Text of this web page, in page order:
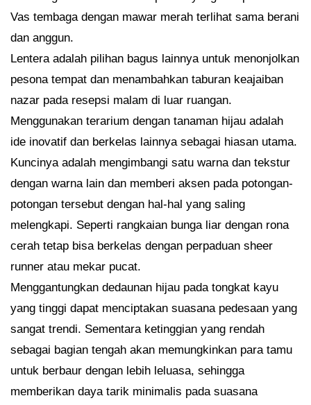
Vas tembaga dengan mawar merah terlihat sama berani
dan anggun.
Lentera adalah pilihan bagus lainnya untuk menonjolkan
pesona tempat dan menambahkan taburan keajaiban
nazar pada resepsi malam di luar ruangan.
Menggunakan terarium dengan tanaman hijau adalah
ide inovatif dan berkelas lainnya sebagai hiasan utama.
Kuncinya adalah mengimbangi satu warna dan tekstur
dengan warna lain dan memberi aksen pada potongan-
potongan tersebut dengan hal-hal yang saling
melengkapi. Seperti rangkaian bunga liar dengan rona
cerah tetap bisa berkelas dengan perpaduan sheer
runner atau mekar pucat.
Menggantungkan dedaunan hijau pada tongkat kayu
yang tinggi dapat menciptakan suasana pedesaan yang
sangat trendi. Sementara ketinggian yang rendah
sebagai bagian tengah akan memungkinkan para tamu
untuk berbaur dengan lebih leluasa, sehingga
memberikan daya tarik minimalis pada suasana